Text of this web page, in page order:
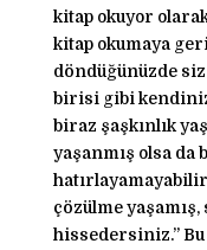
kitap okuyor
kitap okumaya
döndüğünüzde siz
birisi gibi
biraz şaşkınlık
yaşanmış olsa da
çözülme
hissedersiniz.” Bu